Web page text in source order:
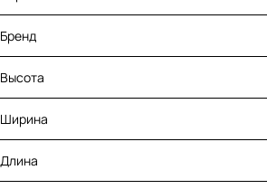
Бренд
Высота
Ширина
Длина